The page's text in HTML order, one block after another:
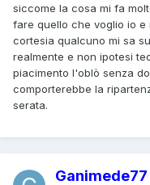
siccome la cosa mi fa
fare quello che voglio io
cortesia qualcuno mi sa
realmente e non ipotesi
piacimento l'oblò senza
comporterebbe la
serata.
Ganimede77